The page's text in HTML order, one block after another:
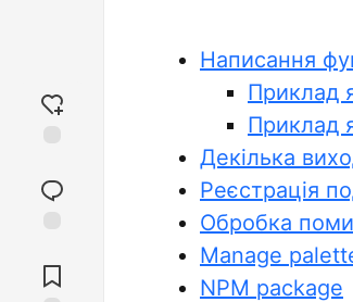
reaction
Comments
Написання
Приклад
Приклад
Декілька
Реєстрація
Обробка
Manage
NPM package